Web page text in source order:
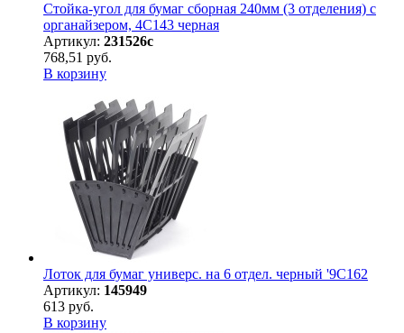
Стойка-угол для бумаг сборная 240мм (3 отделения) с
органайзером, 4С143 черная
Артикул: 231526с
768,51 руб.
В корзину
Лоток для бумаг универс. на 6 отдел. черный '9С162
Артикул: 145949
613 руб.
В корзину